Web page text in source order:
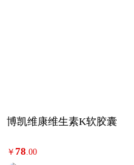
博凯维康维生素K软胶囊
￥ 78.00